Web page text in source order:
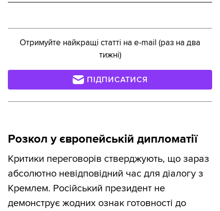
Отримуйте найкращі статті на e-mail (раз на два
тижні)
ПІДПИСАТИСЯ
Розкол у європейській дипломатії
Критики переговорів стверджують, що зараз
абсолютно невідповідний час для діалогу з
Кремлем. Російський президент не
демонструє жодних ознак готовності до